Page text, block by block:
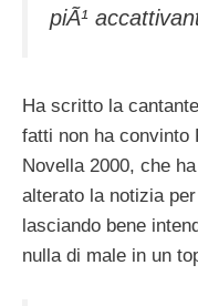
piÃ¹
Ha scritto la
fatti non ha convinto
Novella 2000, che
alterato la notizia
lasciando bene
nulla di male in un